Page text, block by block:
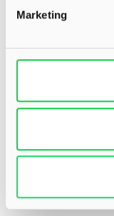
Marketing
138 m²